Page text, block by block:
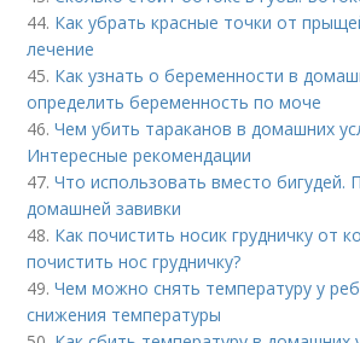
44. Как убрать красные точки от
лечение
45. Как узнать о беременности в
определить беременность по моче
46.Чем убить тараканов в домашних
Интересные рекомендации
47.Что использовать вместо бигудей.
домашней завивки
48. Как почистить носик грудничку от
почистить нос грудничку?
49.Чем можно снять температуру у
снижения температуры